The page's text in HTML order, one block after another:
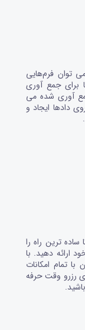
توان فرم‌هایی
برای جمع آوری
آوری شده می
دادها ایجاد و
ترین راه را
ارائه دهید. با
تمام امکانات
رزرو وقت حرفه